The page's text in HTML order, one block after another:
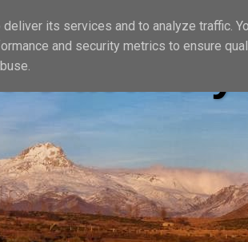
activo y
its services and to analyze traffic.
and security metrics to ensure